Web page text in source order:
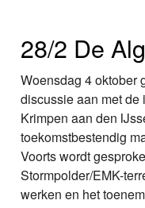
28/2 De
Woensdag 4 oktober
discussie aan met
Krimpen aan den
toekomstbestendig
Voorts wordt
Stormpolder/EMK-
werken en het